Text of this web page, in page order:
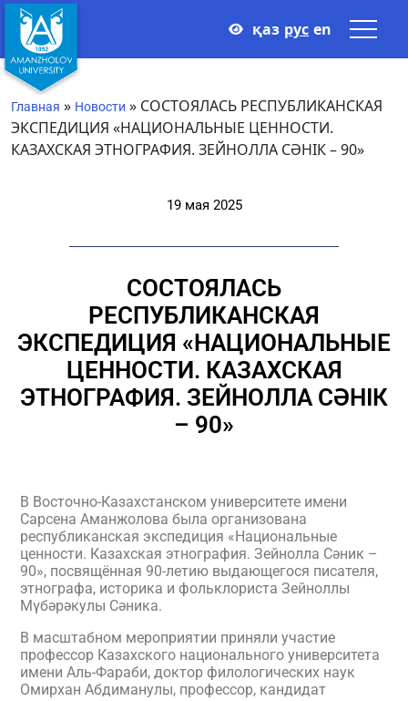
қаз рус en
Главная » Новости » СОСТОЯЛАСЬ РЕСПУБЛИКАНСКАЯ
ЭКСПЕДИЦИЯ «НАЦИОНАЛЬНЫЕ ЦЕННОСТИ.
КАЗАХСКАЯ ЭТНОГРАФИЯ. ЗЕЙНОЛЛА СӘНІК – 90»
19 мая 2025
СОСТОЯЛАСЬ
РЕСПУБЛИКАНСКАЯ
ЭКСПЕДИЦИЯ «НАЦИОНАЛЬНЫЕ
ЦЕННОСТИ. КАЗАХСКАЯ
ЭТНОГРАФИЯ. ЗЕЙНОЛЛА СӘНІК
– 90»
В Восточно-Казахстанском университете имени
Сарсена Аманжолова была организована
республиканская экспедиция «Национальные
ценности. Казахская этнография. Зейнолла Сәник –
90», посвящённая 90-летию выдающегося писателя,
этнографа, историка и фольклориста Зейноллы
Мүбәрәкулы Сәника.
В масштабном мероприятии приняли участие
профессор Казахского национального университета
имени Аль-Фараби, доктор филологических наук
Омирхан Абдиманулы, профессор, кандидат